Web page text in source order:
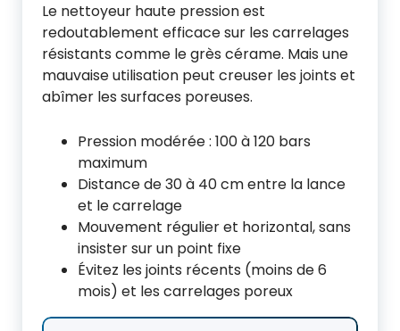
Le nettoyeur haute pression est
redoutablement efficace sur les carrelages
résistants comme le grès cérame. Mais une
mauvaise utilisation peut creuser les joints et
abîmer les surfaces poreuses.
Pression modérée : 100 à 120 bars
maximum
Distance de 30 à 40 cm entre la lance
et le carrelage
Mouvement régulier et horizontal, sans
insister sur un point fixe
Évitez les joints récents (moins de 6
mois) et les carrelages poreux